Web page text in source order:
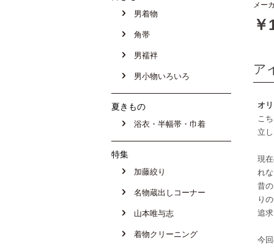
男着物
角帯
男襦袢
男小物いろいろ
夏きもの
浴衣・半幅帯・巾着
特集
加藤絞り
名物蔵出しコーナー
山本唯与志
着物クリーニング
メー
ア
オ
こ
立
現
れ
昔
り
追
今